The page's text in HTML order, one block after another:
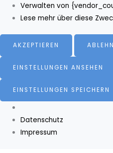
Verwalten von
Lese mehr über diese
AKZEPTIEREN
EINSTELLUNGEN ANSEHEN
EINSTELLUNGEN SPEICHERN
Datenschutz
Impressum